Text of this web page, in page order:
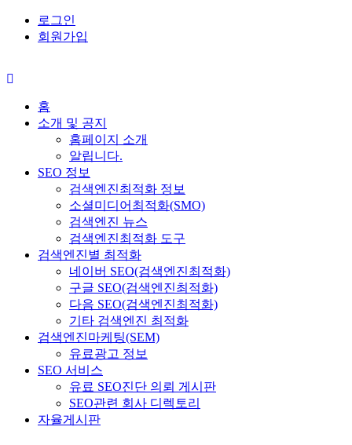
로그인
회원가입
홈
소개 및 공지
홈페이지 소개
알립니다.
SEO 정보
검색엔진최적화 정보
소셜미디어최적화(SMO)
검색엔진 뉴스
검색엔진최적화 도구
검색엔진별 최적화
네이버 SEO(검색엔진최적화)
구글 SEO(검색엔진최적화)
다음 SEO(검색엔진최적화)
기타 검색엔진 최적화
검색엔진마케팅(SEM)
유료광고 정보
SEO 서비스
유료 SEO진단 의뢰 게시판
SEO관련 회사 디렉토리
자율게시판